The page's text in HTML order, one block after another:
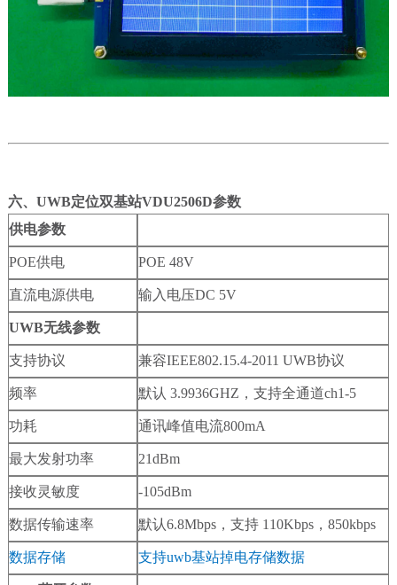
六、UWB定位双基站VDU2506D参数
供电参数
POE供电 POE 48V
直流电源供电 输入电压DC 5V
UWB无线参数
支持协议 兼容IEEE802.15.4-2011 UWB协议
频率 默认 3.9936GHZ，支持全通道ch1-5
功耗 通讯峰值电流800mA
最大发射功率 21dBm
接收灵敏度 -105dBm
数据传输速率 默认6.8Mbps，支持 110Kbps，850kbps
数据存储 支持uwb基站掉电存储数据